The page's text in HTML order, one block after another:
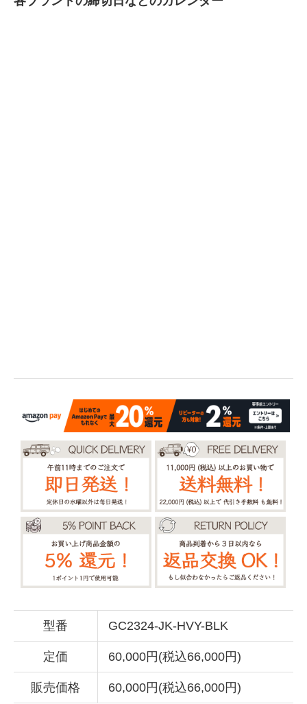
型番 GC2324-JK-HVY-BLK
定価 60,000円(税込66,000円)
販売価格 60,000円(税込66,000円)